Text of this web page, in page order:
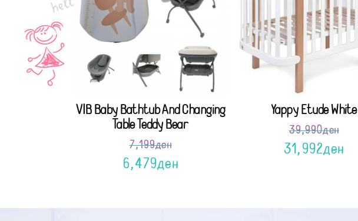
VIB Baby Bathtub And Changing
Table Teddy Bear
7,199ден
6,479ден
Yappy Etude White
39,990ден
31,992ден